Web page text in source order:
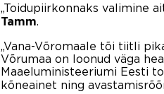
„Toidupiirkonnaks valimine
Tamm
„Vana-Võromaale tõi tiitli
Võrumaa on loonud väga
Maaeluministeeriumi Eesti
kõneainet ning